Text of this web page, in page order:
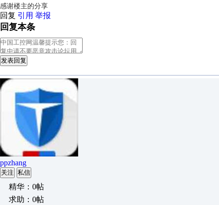
感谢楼主的分享
回复 引用 举报
回复本条
发表回复
ppzhang
关注 私信
精华：0帖
求助：0帖